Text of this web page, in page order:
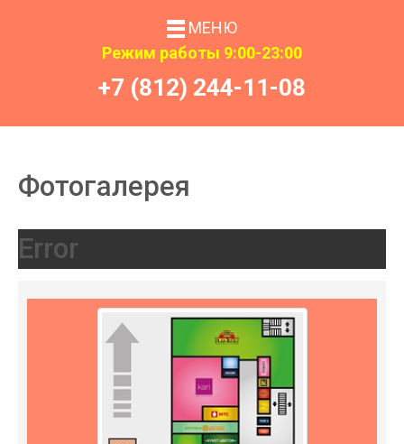
МЕНЮ
Режим работы 9:00-23:00
+7 (812) 244-11-08
Фотогалерея
Error